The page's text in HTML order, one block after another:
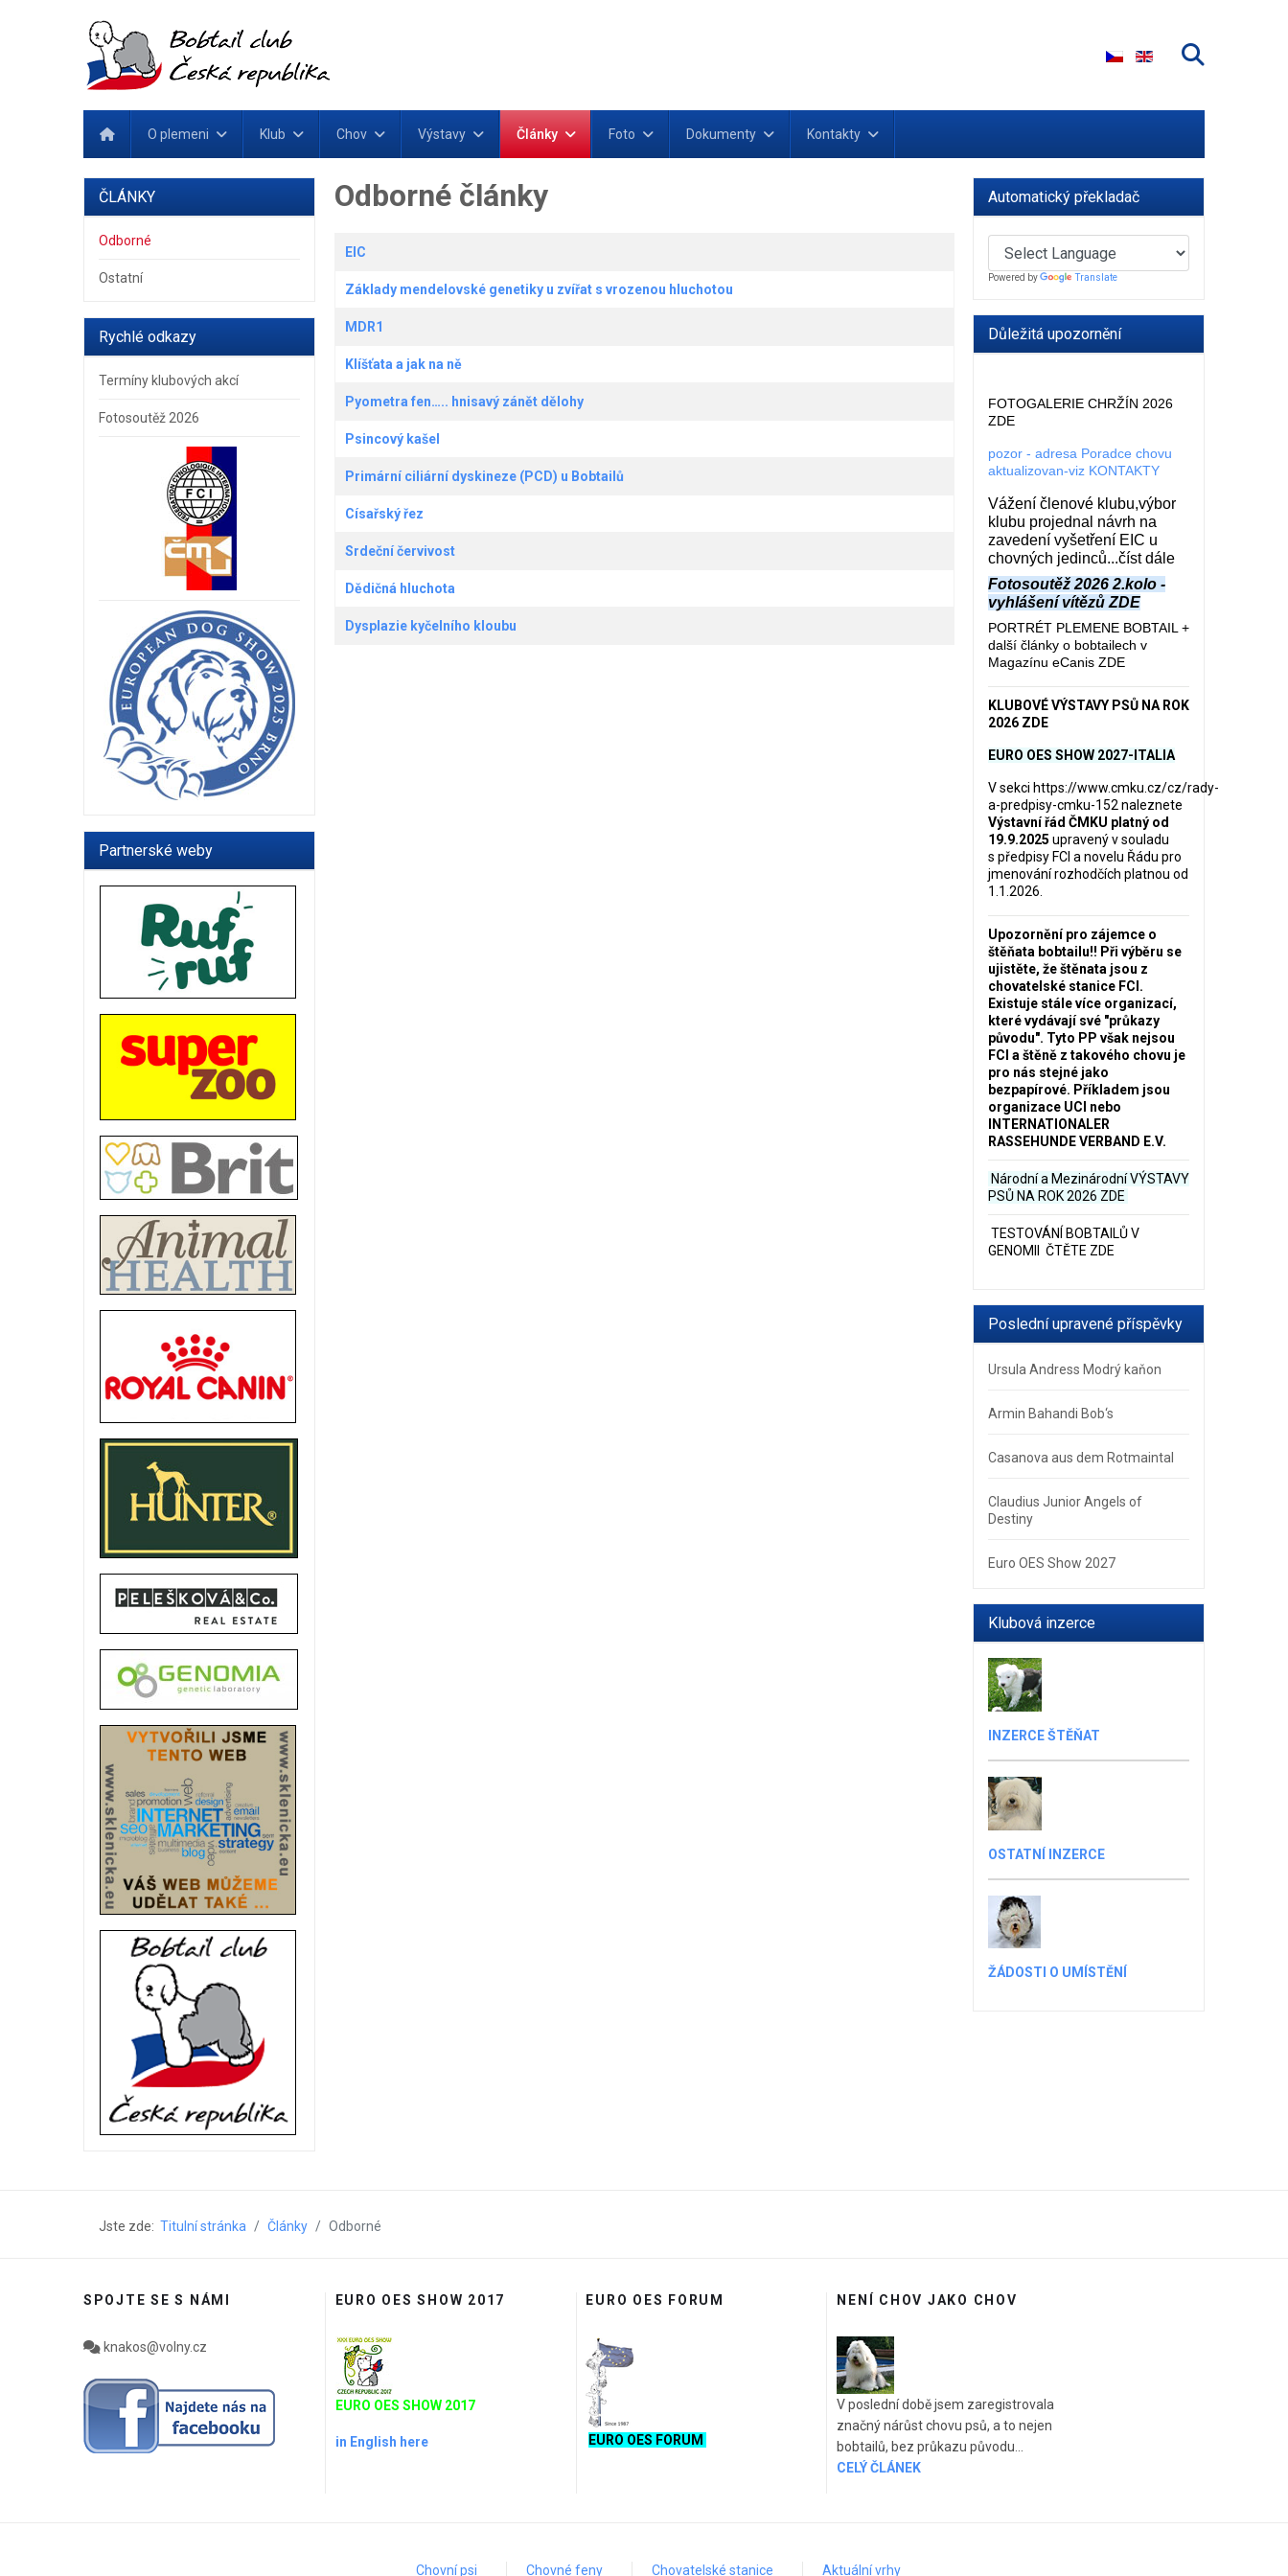
Zvolte jazyk
O plemeni Klub Chov Výstavy Články Foto Dokumenty Kontakty
ČLÁNKY
Odborné
Ostatní
Rychlé odkazy
Termíny klubových akcí
Fotosoutěž 2026
Partnerské weby
Odborné články
Titulek
EIC
Základy mendelovské genetiky u zvířat s vrozenou hluchotou
MDR1
Klíšťata a jak na ně
Pyometra fen….. hnisavý zánět dělohy
Psincový kašel
Primární ciliární dyskineze (PCD) u Bobtailů
Císařský řez
Srdeční červivost
Dědičná hluchota
Dysplazie kyčelního kloubu
Automatický překladač
Powered by Translate
Důležitá upozornění
FOTOGALERIE CHRŽÍN 2026
ZDE
pozor - adresa Poradce chovu
aktualizovan-viz KONTAKTY
Vážení členové klubu,výbor
klubu projednal návrh na
zavedení vyšetření EIC u
chovných jedinců...číst dále
Fotosoutěž 2026 2.kolo -
vyhlášení vítězů ZDE
PORTRÉT PLEMENE BOBTAIL +
další články o bobtailech v
Magazínu eCanis ZDE
KLUBOVÉ VÝSTAVY PSŮ NA ROK
2026 ZDE
EURO OES SHOW 2027-ITALIA
V sekci https://www.cmku.cz/cz/rady-
a-predpisy-cmku-152 naleznete
Výstavní řád ČMKU platný od
19.9.2025 upravený v souladu
s předpisy FCI a novelu Řádu pro
jmenování rozhodčích platnou od
1.1.2026.
Upozornění pro zájemce o
štěňata bobtailu‼️ Při výběru se
ujistěte, že štěnata jsou z
chovatelské stanice FCI.
Existuje stále více organizací,
které vydávají své "průkazy
původu". Tyto PP však nejsou
FCI a štěně z takového chovu je
pro nás stejné jako
bezpapírové. Příkladem jsou
organizace UCI nebo
INTERNATIONALER
RASSEHUNDE VERBAND E.V.
Národní a Mezinárodní VÝSTAVY
PSŮ NA ROK 2026 ZDE
TESTOVÁNÍ BOBTAILŮ V
GENOMII ČTĚTE ZDE
Poslední upravené příspěvky
Ursula Andress Modrý kaňon
Armin Bahandi Bob‘s
Casanova aus dem Rotmaintal
Claudius Junior Angels of
Destiny
Euro OES Show 2027
Klubová inzerce
INZERCE ŠTĚŇAT
OSTATNÍ INZERCE
ŽÁDOSTI O UMÍSTĚNÍ
Jste zde: Titulní stránka Články Odborné
SPOJTE SE S NÁMI
knakos@volny.cz
EURO OES SHOW 2017
EURO OES SHOW 2017
in English here
EURO OES FORUM
EURO OES FORUM
NENÍ CHOV JAKO CHOV
V poslední době jsem zaregistrovala
značný nárůst chovu psů, a to nejen
bobtailů, bez průkazu původu...
CELÝ ČLÁNEK
Chovní psi Chovné feny Chovatelské stanice Aktuální vrhy